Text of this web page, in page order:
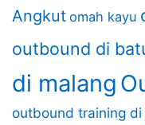
Angkut omah kayu
outbound di
di malang
outbound training di